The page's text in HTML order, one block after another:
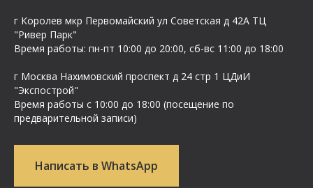
г Королев мкр Первомайский ул Cоветская д 42А ТЦ
"Ривер Парк"
Время работы: пн-пт 10:00 до 20:00, сб-вс 11:00 до 18:00
г Москва Нахимовский проспект д 24 стр 1 ЦДиИ
"Экспострой"
Время работы с 10:00 до 18:00 (посещение по
предварительной записи)
Написать в WhatsApp